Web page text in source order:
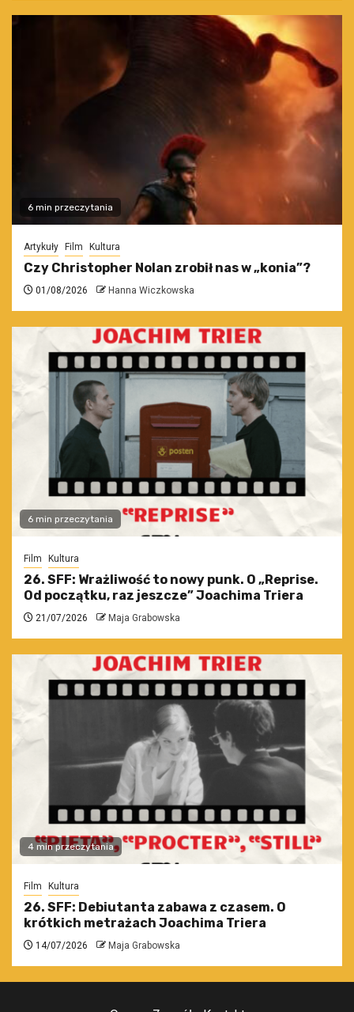
6 min przeczytania
Artykuły Film Kultura
Czy Christopher Nolan zrobił nas w „konia”?
01/08/2026 Hanna Wiczkowska
6 min przeczytania
Film Kultura
26. SFF: Wrażliwość to nowy punk. O „Reprise.
Od początku, raz jeszcze” Joachima Triera
21/07/2026 Maja Grabowska
4 min przeczytania
Film Kultura
26. SFF: Debiutanta zabawa z czasem. O
krótkich metrażach Joachima Triera
14/07/2026 Maja Grabowska